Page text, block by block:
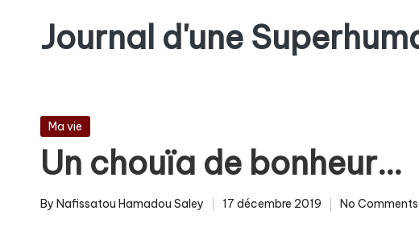
Journal d'une
Posted
Ma vie
Un chouïa de bonheur…
Posted
By Nafissatou Hamadou Saley 17 décembre 2019 No Comments